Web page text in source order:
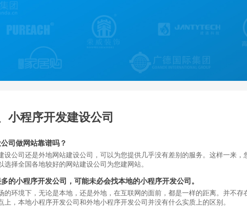
小程序开发建设公司
司做网站靠谱吗？
设公司还是外地网站建设公司，可以为您提供几乎没有差别的服务。这样一来，
选择全国各地较好的网站建设公司为您建网站。
的小程序开发公司，可能未必会找本地的小程序开发公司。
的环境下，无论是本地，还是外地，在互联网的面前，都是一样的距离。并不存
上，本地小程序开发公司和外地小程序开发公司并没有什么实质上的区别。